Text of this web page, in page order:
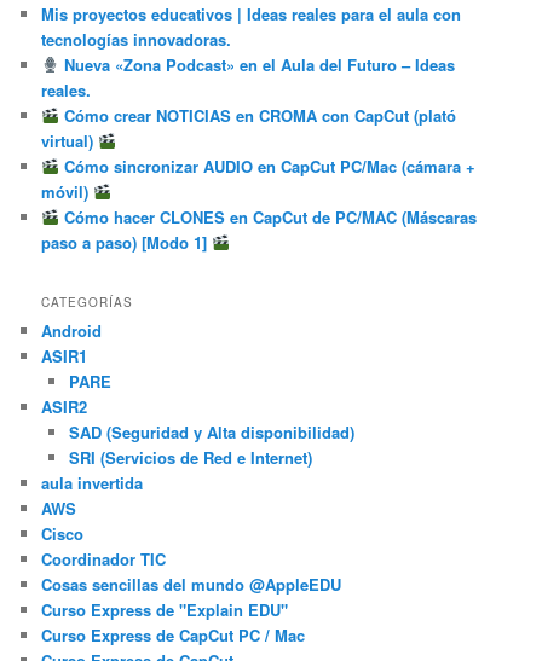
Mis proyectos educativos | Ideas reales para el aula con
tecnologías innovadoras.
Nueva «Zona Podcast» en el Aula del Futuro – Ideas
reales.
Cómo crear NOTICIAS en CROMA con CapCut (plató
virtual)
Cómo sincronizar AUDIO en CapCut PC/Mac (cámara +
móvil)
Cómo hacer CLONES en CapCut de PC/MAC (Máscaras
paso a paso) [Modo 1]
CATEGORÍAS
Android
ASIR1
PARE
ASIR2
SAD (Seguridad y Alta disponibilidad)
SRI (Servicios de Red e Internet)
aula invertida
AWS
Cisco
Coordinador TIC
Cosas sencillas del mundo @AppleEDU
Curso Express de "Explain EDU"
Curso Express de CapCut PC / Mac